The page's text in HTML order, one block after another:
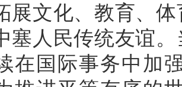
展文化、教育、
塞人民传统友谊
在国际事务中加